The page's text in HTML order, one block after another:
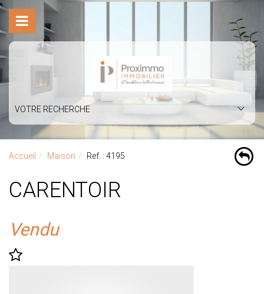
VOTRE RECHERCHE
Accueil Maison Ref. : 4195
CARENTOIR
Vendu